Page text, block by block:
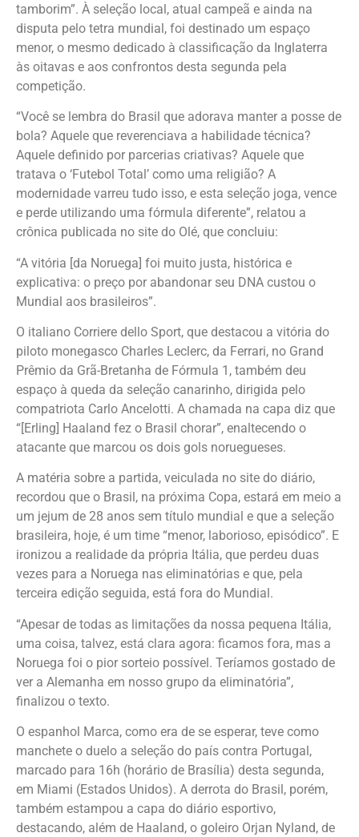
tamborim”. À seleção local, atual campeã e ainda na
disputa pelo tetra mundial, foi destinado um espaço
menor, o mesmo dedicado à classificação da Inglaterra
às oitavas e aos confrontos desta segunda pela
competição.
“Você se lembra do Brasil que adorava manter a posse de
bola? Aquele que reverenciava a habilidade técnica?
Aquele definido por parcerias criativas? Aquele que
tratava o ‘Futebol Total’ como uma religião? A
modernidade varreu tudo isso, e esta seleção joga, vence
e perde utilizando uma fórmula diferente”, relatou a
crônica publicada no site do Olé, que concluiu:
“A vitória [da Noruega] foi muito justa, histórica e
explicativa: o preço por abandonar seu DNA custou o
Mundial aos brasileiros”.
O italiano Corriere dello Sport, que destacou a vitória do
piloto monegasco Charles Leclerc, da Ferrari, no Grand
Prêmio da Grã-Bretanha de Fórmula 1, também deu
espaço à queda da seleção canarinho, dirigida pelo
compatriota Carlo Ancelotti. A chamada na capa diz que
“[Erling] Haaland fez o Brasil chorar”, enaltecendo o
atacante que marcou os dois gols noruegueses.
A matéria sobre a partida, veiculada no site do diário,
recordou que o Brasil, na próxima Copa, estará em meio a
um jejum de 28 anos sem título mundial e que a seleção
brasileira, hoje, é um time “menor, laborioso, episódico”. E
ironizou a realidade da própria Itália, que perdeu duas
vezes para a Noruega nas eliminatórias e que, pela
terceira edição seguida, está fora do Mundial.
“Apesar de todas as limitações da nossa pequena Itália,
uma coisa, talvez, está clara agora: ficamos fora, mas a
Noruega foi o pior sorteio possível. Teríamos gostado de
ver a Alemanha em nosso grupo da eliminatória”,
finalizou o texto.
O espanhol Marca, como era de se esperar, teve como
manchete o duelo a seleção do país contra Portugal,
marcado para 16h (horário de Brasília) desta segunda,
em Miami (Estados Unidos). A derrota do Brasil, porém,
também estampou a capa do diário esportivo,
destacando, além de Haaland, o goleiro Orjan Nyland, de